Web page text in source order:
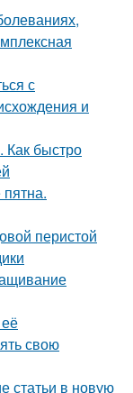
с
и
Как быстро
перистой
свою
статьи в новую